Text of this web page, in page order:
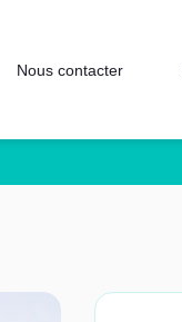
Nous contacter